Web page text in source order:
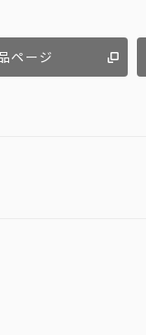
ページ